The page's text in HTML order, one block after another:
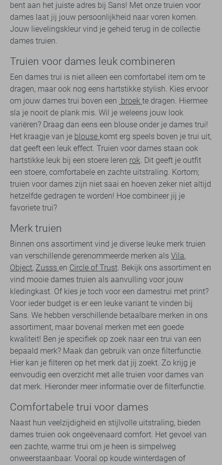
bent aan het juiste adres bij Sans! Met onze truien voor
dames laat jij jouw persoonlijkheid naar voren komen.
Jouw lievelingskleur vind je geheid terug in de collectie
dames truien.
Truien voor dames leuk combineren
Een dames trui is niet alleen een comfortabel item om te
dragen, maar ook nog eens hartstikke stylish. Kies ervoor
om jouw dames trui boven een broek te dragen. Hiermee
sla je nooit de plank mis. Wil je weleens jouw look
variëren? Draag dan eens een blouse onder je dames trui!
Het kraagje van je blouse komt erg speels boven je trui uit,
dat geeft een leuk effect. Truien voor dames staan ook
hartstikke leuk bij een stoere leren rok. Dit geeft je outfit
een stoere, comfortabele en zachte uitstraling. Kortom;
truien voor dames zijn niet saai en hoeven zeker niet altijd
hetzelfde gedragen te worden! Hoe combineer jij je
favoriete trui?
Merk truien
Binnen ons assortiment vind je diverse leuke merk truien
van verschillende gerenommeerde merken als Vila,
Object, Zusss en Circle of Trust. Bekijk ons assortiment en
vind mooie dames truien als aanvulling voor jouw
kledingkast. Of kies je toch voor een damestrui met print?
Voor ieder budget is er een leuke variant te vinden bij
Sans. We hebben verschillende betaalbare merken in ons
assortiment, maar bovenal merken met een goede
kwaliteit! Ben je specifiek op zoek naar een trui van een
bepaald merk? Maak dan gebruik van onze filterfunctie.
Hier kan je filteren op het merk dat jij zoekt. Zo krijg je
eenvoudig een overzicht met alle truien voor dames van
dat merk. Hieronder meer informatie over de filterfunctie.
Comfortabele trui voor dames
Naast hun veelzijdigheid en stijlvolle uitstraling, bieden
dames truien ook ongeëvenaard comfort. Het gevoel van
een zachte, warme trui om je heen is simpelweg
onweerstaanbaar. Vooral op koude winterdagen of